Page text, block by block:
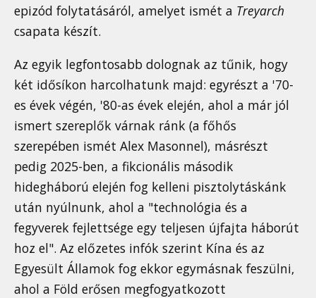
epizód folytatásáról, amelyet ismét a Treyarch
csapata készít.
Az egyik legfontosabb dolognak az tűnik, hogy
két idősíkon harcolhatunk majd: egyrészt a '70-
es évek végén, '80-as évek elején, ahol a már jól
ismert szereplők várnak ránk (a főhős
szerepében ismét Alex Masonnel), másrészt
pedig 2025-ben, a fikcionális második
hidegháború elején fog kelleni pisztolytáskánk
után nyúlnunk, ahol a "technológia és a
fegyverek fejlettsége egy teljesen újfajta háborút
hoz el". Az előzetes infók szerint Kína és az
Egyesült Államok fog ekkor egymásnak feszülni,
ahol a Föld erősen megfogyatkozott